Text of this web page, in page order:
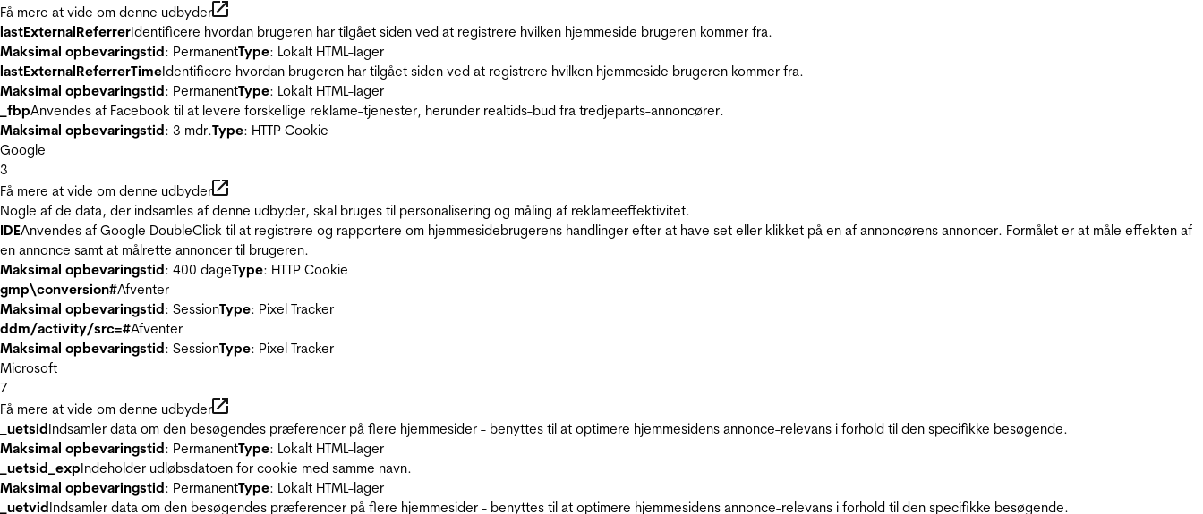
Få mere at vide om denne udbyder
lastExternalReferrerIdentificere hvordan brugeren har tilgået siden ved at registrere hvilken hjemmeside brugeren kommer fra.
Maksimal opbevaringstid: PermanentType: Lokalt HTML-lager
lastExternalReferrerTimeIdentificere hvordan brugeren har tilgået siden ved at registrere hvilken hjemmeside brugeren kommer fra.
Maksimal opbevaringstid: PermanentType: Lokalt HTML-lager
_fbpAnvendes af Facebook til at levere forskellige reklame-tjenester, herunder realtids-bud fra tredjeparts-annoncører.
Maksimal opbevaringstid: 3 mdr.Type: HTTP Cookie
Google
3
Få mere at vide om denne udbyder
Nogle af de data, der indsamles af denne udbyder, skal bruges til personalisering og måling af reklameeffektivitet.
IDEAnvendes af Google DoubleClick til at registrere og rapportere om hjemmesidebrugerens handlinger efter at have set eller klikket på en af annoncørens annoncer. Formålet er at måle effekten af
en annonce samt at målrette annoncer til brugeren.
Maksimal opbevaringstid: 400 dageType: HTTP Cookie
gmp\conversion#Afventer
Maksimal opbevaringstid: SessionType: Pixel Tracker
ddm/activity/src=#Afventer
Maksimal opbevaringstid: SessionType: Pixel Tracker
Microsoft
7
Få mere at vide om denne udbyder
_uetsidIndsamler data om den besøgendes præferencer på flere hjemmesider - benyttes til at optimere hjemmesidens annonce-relevans i forhold til den specifikke besøgende.
Maksimal opbevaringstid: PermanentType: Lokalt HTML-lager
_uetsid_expIndeholder udløbsdatoen for cookie med samme navn.
Maksimal opbevaringstid: PermanentType: Lokalt HTML-lager
_uetvidIndsamler data om den besøgendes præferencer på flere hjemmesider - benyttes til at optimere hjemmesidens annonce-relevans i forhold til den specifikke besøgende.